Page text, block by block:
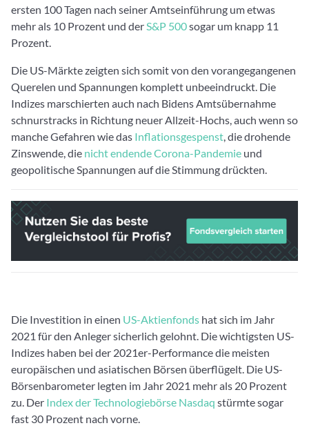
ersten 100 Tagen nach seiner Amtseinführung um etwas
mehr als 10 Prozent und derS&P 500sogar um knapp 11
Prozent.
Die US-Märkte zeigten sich somit von den vorangegangenen
Querelen und Spannungen komplett unbeeindruckt. Die
Indizes marschierten auch nach Bidens Amtsübernahme
schnurstracks in Richtung neuer Allzeit-Hochs, auch wenn so
manche Gefahren wie das Inflationsgespenst, die drohende
Zinswende, die nicht endende Corona-Pandemie und
geopolitische Spannungen auf die Stimmung drückten.
Die Investition in einen US-Aktienfonds hat sich im Jahr
2021 für den Anleger sicherlich gelohnt. Die wichtigsten US-
Indizes haben bei der 2021er-Performance die meisten
europäischen und asiatischen Börsen überflügelt. Die US-
Börsenbarometer legten im Jahr 2021 mehr als 20 Prozent
zu. Der Index der Technologiebörse Nasdaq stürmte sogar
fast 30 Prozent nach vorne.